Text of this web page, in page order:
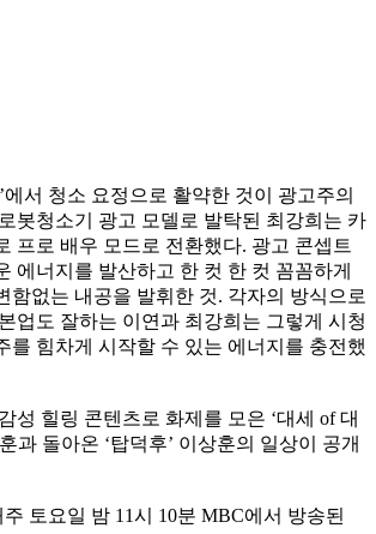
에서 청소 요정으로 활약한 것이 광고주의
봇청소기 광고 모델로 발탁된 최강희는 카
프로 배우 모드로 전환했다. 광고 콘셉트
에너지를 발산하고 한 컷 한 컷 꼼꼼하게
함없는 내공을 발휘한 것. 각자의 방식으로
업도 잘하는 이연과 최강희는 그렇게 시청
를 힘차게 시작할 수 있는 에너지를 충전했
성 힐링 콘텐츠로 화제를 모은 ‘대세 of 대
과 돌아온 ‘탑덕후’ 이상훈의 일상이 공개
주 토요일 밤 11시 10분 MBC에서 방송된